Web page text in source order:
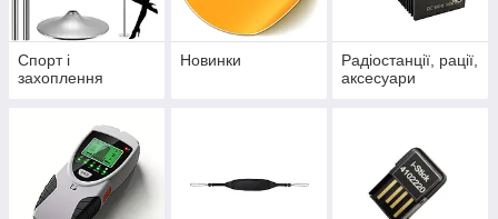
Спорт і
захоплення
Новинки
Радіостанції, рації,
аксесуари